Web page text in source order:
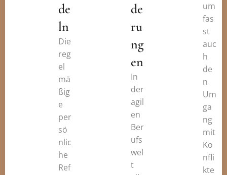
de
ln
Die
reg
el
mä
ßig
e
per
sö
nlic
he
Ref
de
ru
ng
en
In
der
agil
en
Ber
ufs
wel
t
um
fas
st
auc
h
de
n
Um
ga
ng
mit
Ko
nfli
kte